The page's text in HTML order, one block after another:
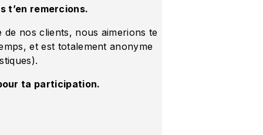
t’en remercions.
nos clients, nous aimerions te
et est totalement anonyme
ta participation.